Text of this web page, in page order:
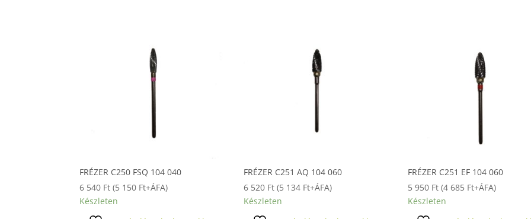
FRÉZER C250 FSQ 104 040
6 540 Ft (5 150 Ft+ÁFA)
Készleten
FRÉZER C251 AQ 104 060
6 520 Ft (5 134 Ft+ÁFA)
Készleten
FRÉZER C251 EF 104 060
5 950 Ft (4 685 Ft+ÁFA)
Készleten